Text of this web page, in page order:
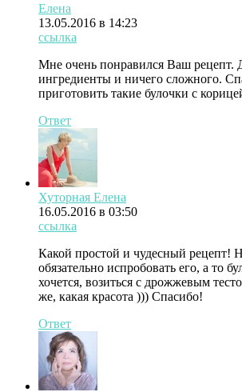
Елена
13.05.2016 в 14:23
ссылка
Мне очень понравился Ваш рецепт.
ингредиенты и ничего сложного.
приготовить такие булочки с
Ответ
Хуторная Елена
16.05.2016 в 03:50
ссылка
Какой простой и чудесный рецепт!
обязательно испробовать его, а то
хочется, возиться с дрожжевым
же, какая красота ))) Спасибо!
Ответ